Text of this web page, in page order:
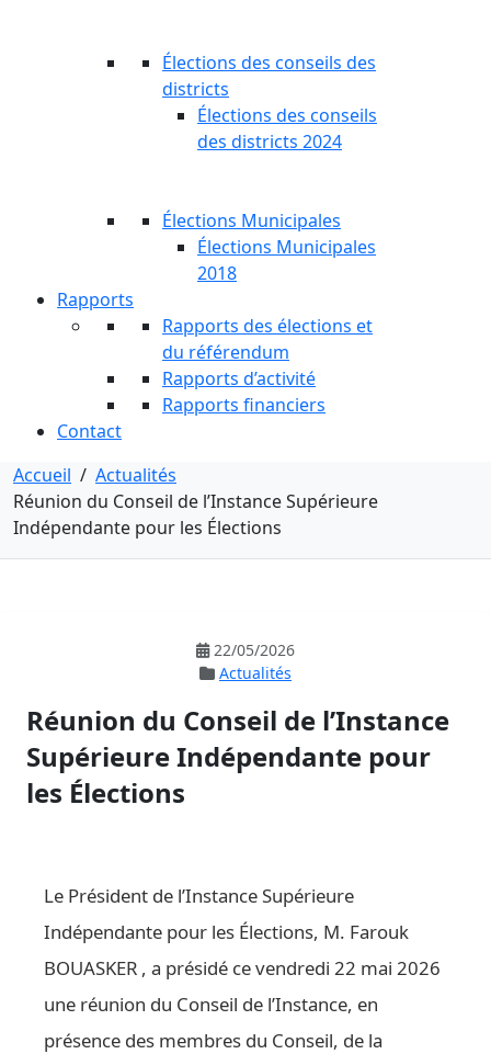
Élections des conseils des
districts
Élections des conseils
des districts 2024
Élections Municipales
Élections Municipales
2018
Rapports
Rapports des élections et
du référendum
Rapports d’activité
Rapports financiers
Contact
Accueil / Actualités
Réunion du Conseil de l’Instance Supérieure
Indépendante pour les Élections
22/05/2026
Actualités
Réunion du Conseil de l’Instance
Supérieure Indépendante pour
les Élections
Le Président de l’Instance Supérieure
Indépendante pour les Élections, M. Farouk
BOUASKER , a présidé ce vendredi 22 mai 2026
une réunion du Conseil de l’Instance, en
présence des membres du Conseil, de la